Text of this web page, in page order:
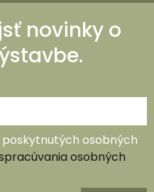
novinky o
osobných
osobných